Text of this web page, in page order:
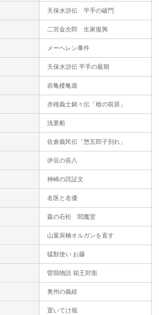
天保水滸伝 平手の破門
二宮金次郎 生家復興
メーヘレン事件
天保水滸伝 平手の最期
岩亀楼亀遊
赤穂義士銘々伝「槍の前原」
浅妻船
佐倉義民伝「惣五郎子別れ」
伊豆の長八
神崎の詫証文
名医と名優
森の石松 閻魔堂
山葉寅楠オルガンを直す
猛獣使い お藤
曽我物語 箱王対面
奥州の義経
置いてけ堀